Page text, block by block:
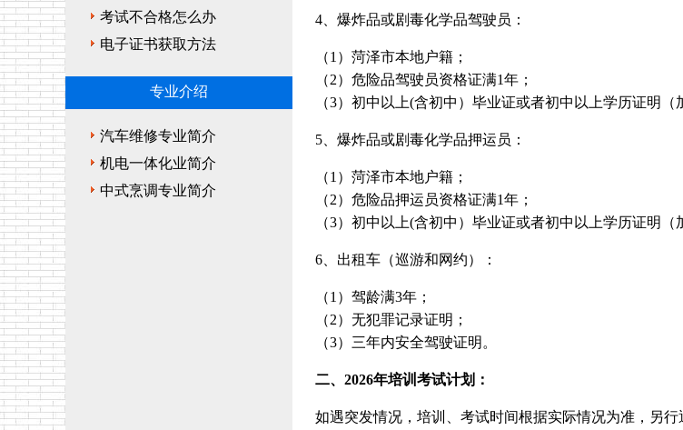
考试不合格怎么办
电子证书获取方法
专业介绍
汽车维修专业简介
机电一体化业简介
中式烹调专业简介
4、爆炸品或剧毒化学品驾驶员：
（1）菏泽市本地户籍；
（2）危险品驾驶员资格证满1年；
（3）初中以上(含初中）毕业证或者初中以上学历证明
5、爆炸品或剧毒化学品押运员：
（1）菏泽市本地户籍；
（2）危险品押运员资格证满1年；
（3）初中以上(含初中）毕业证或者初中以上学历证明
6、出租车（巡游和网约）：
（1）驾龄满3年；
（2）无犯罪记录证明；
（3）三年内安全驾驶证明。
二、2026年培训考试计划：
如遇突发情况，培训、考试时间根据实际情况为准，另行